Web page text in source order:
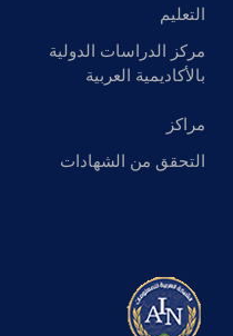
التعليم
مركز الدراسات الدولية
بالأكاديمية العربية
مراكز
التحقق من الشهادات